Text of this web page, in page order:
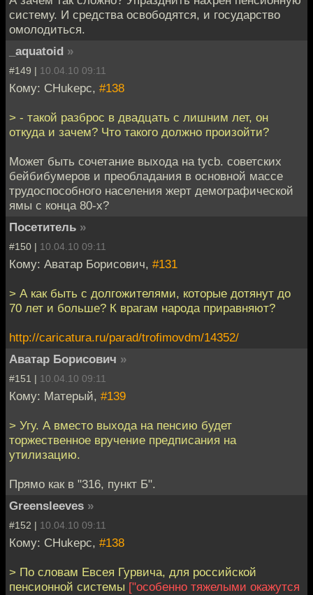
систему. И средства освободятся, и государство
омолодиться.
_aquatoid »
#149 | 10.04.10 09:11
Кому: CHukepc, #138
> - такой разброс в двадцать с лишним лет, он
откуда и зачем? Что такого должно произойти?
Может быть сочетание выхода на tycb. советских
бейбибумеров и преобладания в основной массе
трудоспособного населения жерт демографической
ямы с конца 80-х?
Посетитель »
#150 | 10.04.10 09:11
Кому: Аватар Борисович, #131
> А как быть с долгожителями, которые дотянут до
70 лет и больше? К врагам народа приравняют?
http://caricatura.ru/parad/trofimovdm/14352/
Аватар Борисович »
#151 | 10.04.10 09:11
Кому: Матерый, #139
> Угу. А вместо выхода на пенсию будет
торжественное вручение предписания на
утилизацию.
Прямо как в "316, пункт Б".
Greensleeves »
#152 | 10.04.10 09:11
Кому: CHukepc, #138
> По словам Евсея Гурвича, для российской
пенсионной системы ["особенно тяжелыми окажутся